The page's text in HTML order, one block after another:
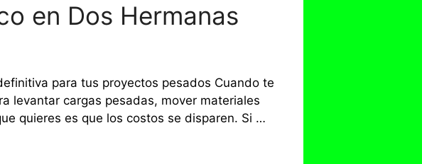
en Dos Hermanas
para tus proyectos pesados Cuando te
levantar cargas pesadas, mover materiales
quieres es que los costos se disparen. Si …